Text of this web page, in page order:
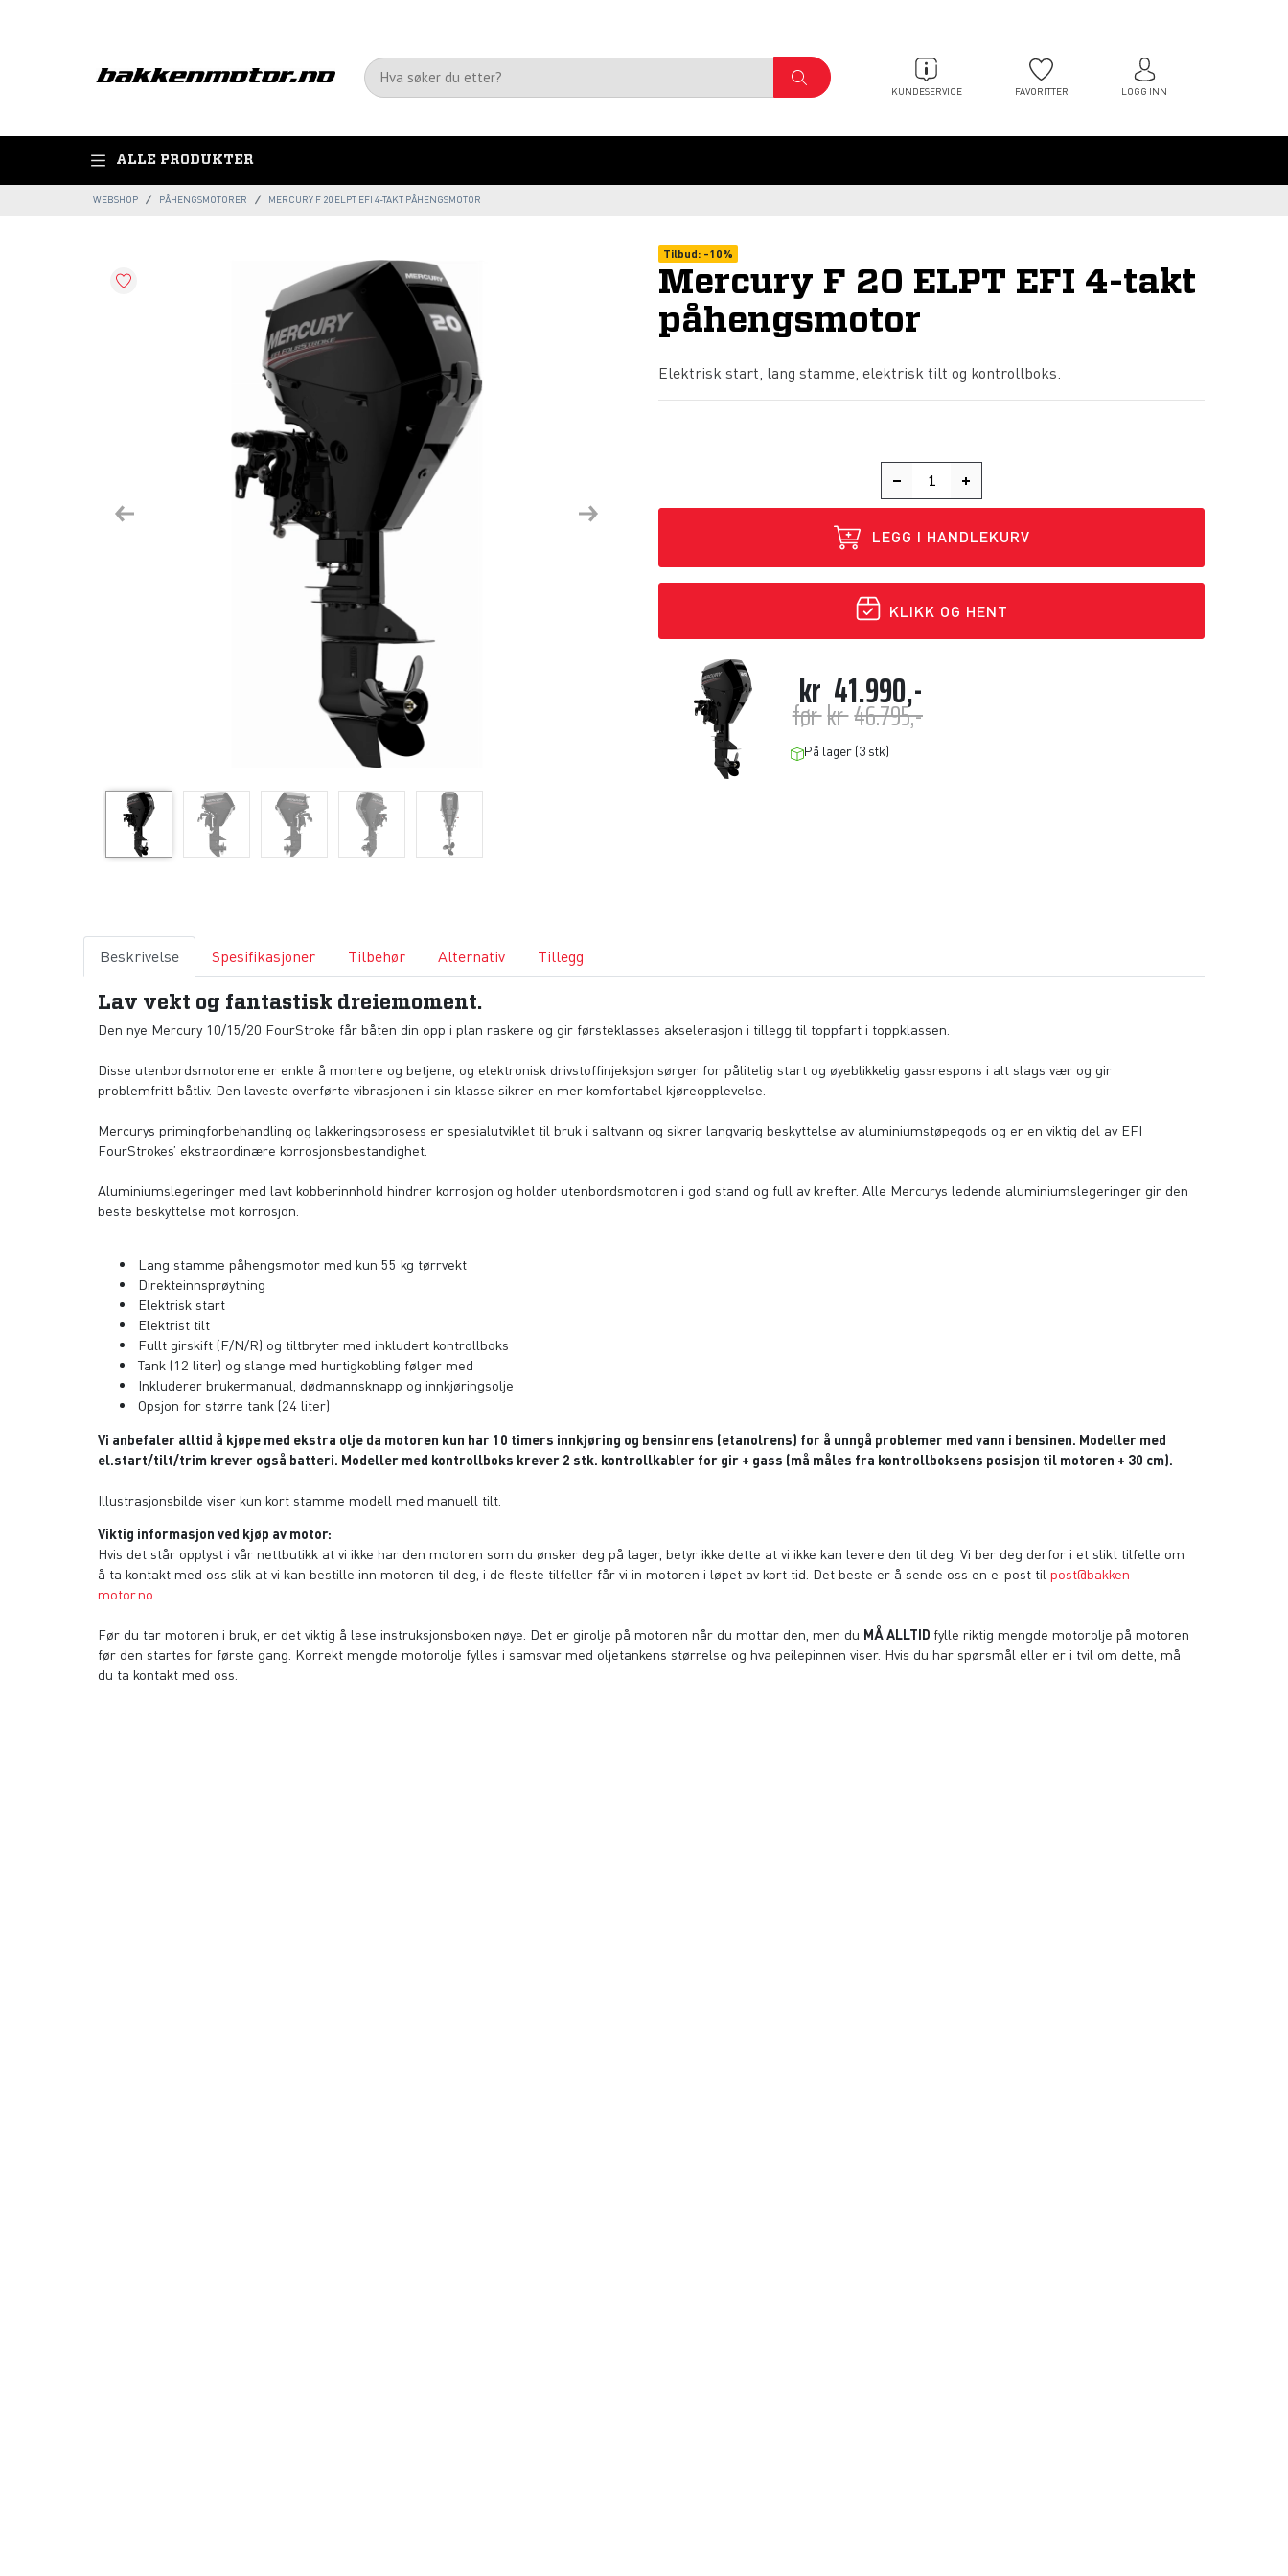
KUNDESERVICE FAVORITTER LOGG INN
ALLE PRODUKTER
WEBSHOP PÅHENGSMOTORER MERCURY F 20 ELPT EFI 4-TAKT PÅHENGSMOTOR
Previous Next
Tilbud: -10%
Mercury F 20 ELPT EFI 4-takt
påhengsmotor
Elektrisk start, lang stamme, elektrisk tilt og kontrollboks.
LEGG I HANDLEKURV
KLIKK OG HENT
kr 41.990,-
førkr46.795,-
På lager (3 stk)
Beskrivelse Spesifikasjoner Tilbehør Alternativ Tillegg
Lav vekt og fantastisk dreiemoment.
Den nye Mercury 10/15/20 FourStroke får båten din opp i plan raskere og gir førsteklasses akselerasjon i tillegg til toppfart i toppklassen.
Disse utenbordsmotorene er enkle å montere og betjene, og elektronisk drivstoffinjeksjon sørger for pålitelig start og øyeblikkelig gassrespons i alt slags vær og gir
problemfritt båtliv. Den laveste overførte vibrasjonen i sin klasse sikrer en mer komfortabel kjøreopplevelse.
Mercurys primingforbehandling og lakkeringsprosess er spesialutviklet til bruk i saltvann og sikrer langvarig beskyttelse av aluminiumstøpegods og er en viktig del av EFI
FourStrokes’ ekstraordinære korrosjonsbestandighet.
Aluminiumslegeringer med lavt kobberinnhold hindrer korrosjon og holder utenbordsmotoren i god stand og full av krefter. Alle Mercurys ledende aluminiumslegeringer gir den
beste beskyttelse mot korrosjon.
Lang stamme påhengsmotor med kun 55 kg tørrvekt
Direkteinnsprøytning
Elektrisk start
Elektrist tilt
Fullt girskift (F/N/R) og tiltbryter med inkludert kontrollboks
Tank (12 liter) og slange med hurtigkobling følger med
Inkluderer brukermanual, dødmannsknapp og innkjøringsolje
Opsjon for større tank (24 liter)
Vi anbefaler alltid å kjøpe med ekstra olje da motoren kun har 10 timers innkjøring og bensinrens (etanolrens) for å unngå problemer med vann i bensinen. Modeller med
el.start/tilt/trim krever også batteri. Modeller med kontrollboks krever 2 stk. kontrollkabler for gir + gass (må måles fra kontrollboksens posisjon til motoren + 30 cm).
Illustrasjonsbilde viser kun kort stamme modell med manuell tilt.
Viktig informasjon ved kjøp av motor:
Hvis det står opplyst i vår nettbutikk at vi ikke har den motoren som du ønsker deg på lager, betyr ikke dette at vi ikke kan levere den til deg. Vi ber deg derfor i et slikt tilfelle om
å ta kontakt med oss slik at vi kan bestille inn motoren til deg, i de fleste tilfeller får vi in motoren i løpet av kort tid. Det beste er å sende oss en e-post til post@bakken-
motor.no
Før du tar motoren i bruk, er det viktig å lese instruksjonsboken nøye. Det er girolje på motoren når du mottar den, men du MÅ ALLTID fylle riktig mengde motorolje på motoren
før den startes for første gang. Korrekt mengde motorolje fylles i samsvar med oljetankens størrelse og hva peilepinnen viser. Hvis du har spørsmål eller er i tvil om dette, må
du ta kontakt med oss.